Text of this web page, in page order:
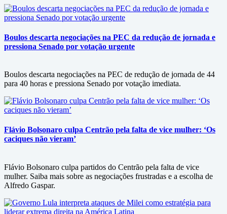
Boulos descarta negociações na PEC da redução de jornada e
pressiona Senado por votação urgente
Boulos descarta negociações na PEC de redução de jornada de 44
para 40 horas e pressiona Senado por votação imediata.
Flávio Bolsonaro culpa Centrão pela falta de vice mulher: ‘Os
caciques não vieram’
Flávio Bolsonaro culpa partidos do Centrão pela falta de vice
mulher. Saiba mais sobre as negociações frustradas e a escolha de
Alfredo Gaspar.